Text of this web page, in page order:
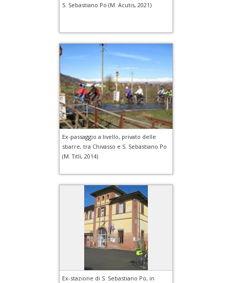
S. Sebastiano Po (M. Acutis, 2021)
Ex-passaggio a livello, privato delle
sbarre, tra Chivasso e S. Sebastiano Po
(M. Titli, 2014)
Ex-stazione di S. Sebastiano Po, in